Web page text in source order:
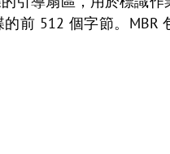
前 512 個字節。